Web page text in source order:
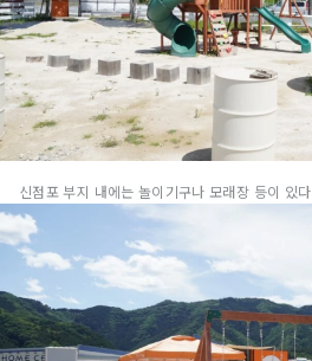
신점포 부지 내에는 놀이기구나 모래장 등이 있다